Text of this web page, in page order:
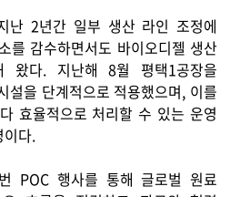
난 2년간 일부 생산 라인 조정에
를 감수하면서도 바이오디젤 생산
왔다. 지난해 8월 평택1공장을
설을 단계적으로 적용했으며, 이를
효율적으로 처리할 수 있는 운영
이다.
POC 행사를 통해 글로벌 원료